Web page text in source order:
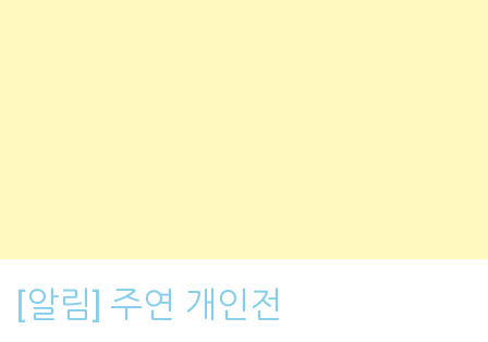
[알림] 주연 개인전